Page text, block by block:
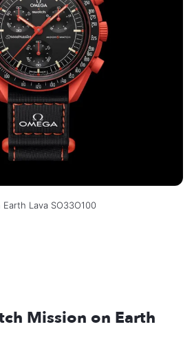
Lava SO33O100
Mission on Earth